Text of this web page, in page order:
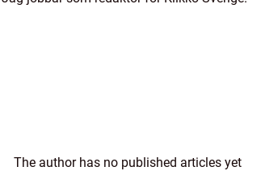
The author has no published articles yet